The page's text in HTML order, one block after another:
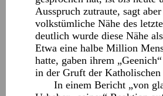
Ausspruch zutraute, sagt
volkstümliche Nähe des
deutlich wurde diese Nähe
Etwa eine halbe Million
hatte, gaben ihrem
in der Gruft der
In einem Bericht „von